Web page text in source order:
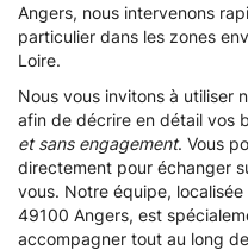
Angers, nous intervenons
particulier dans les zones
Loire.
Nous vous invitons à utiliser
afin de décrire en détail vos
et sans engagement. Vous
directement pour échanger
vous. Notre équipe,
49100 Angers, est
accompagner tout au long